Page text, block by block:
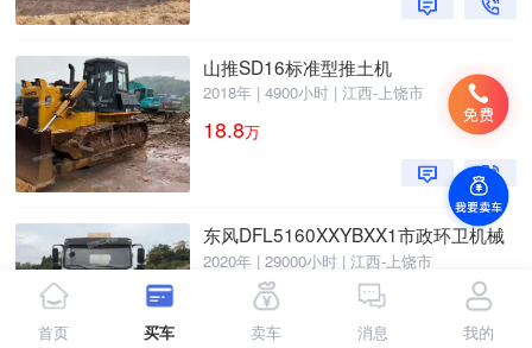
山推SD16标准型推土机
2018年 | 4900小时 | 江西-上饶市
18.8万
东风DFL5160XXYBXX1市政环卫机械
2020年 | 29000小时 | 江西-上饶市
首页
买车 卖车 消息 我的